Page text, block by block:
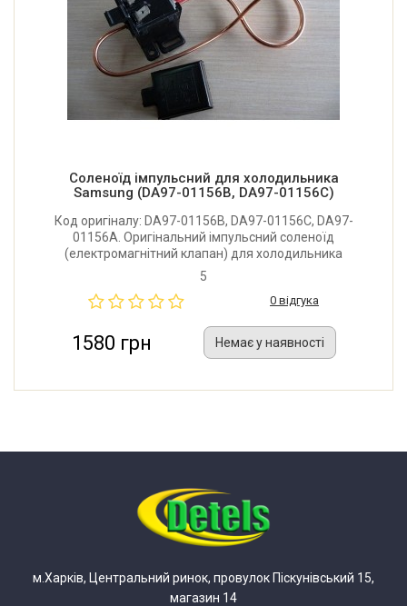
Соленоїд імпульсний для холодильника
Samsung (DA97-01156B, DA97-01156C)
Код оригіналу: DA97-01156B, DA97-01156C, DA97-
01156A. Оригінальний імпульсний соленоїд
(електромагнітний клапан) для холодильника
Samsung.
5
0 відгука
1580 грн Немає у наявності
м.Харків, Центральний ринок, провулок Піскунівський 15,
магазин 14